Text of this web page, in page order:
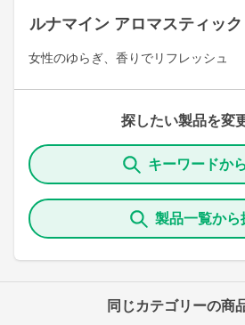
ルナマイン アロマスティッ
女性のゆらぎ、香りでリフレッシュ
探したい製品を変
キーワードか
製品一覧から
同じカテゴリーの商